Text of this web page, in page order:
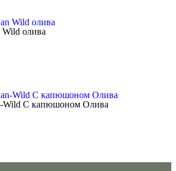
Wild олива
Wild С капюшоном Олива